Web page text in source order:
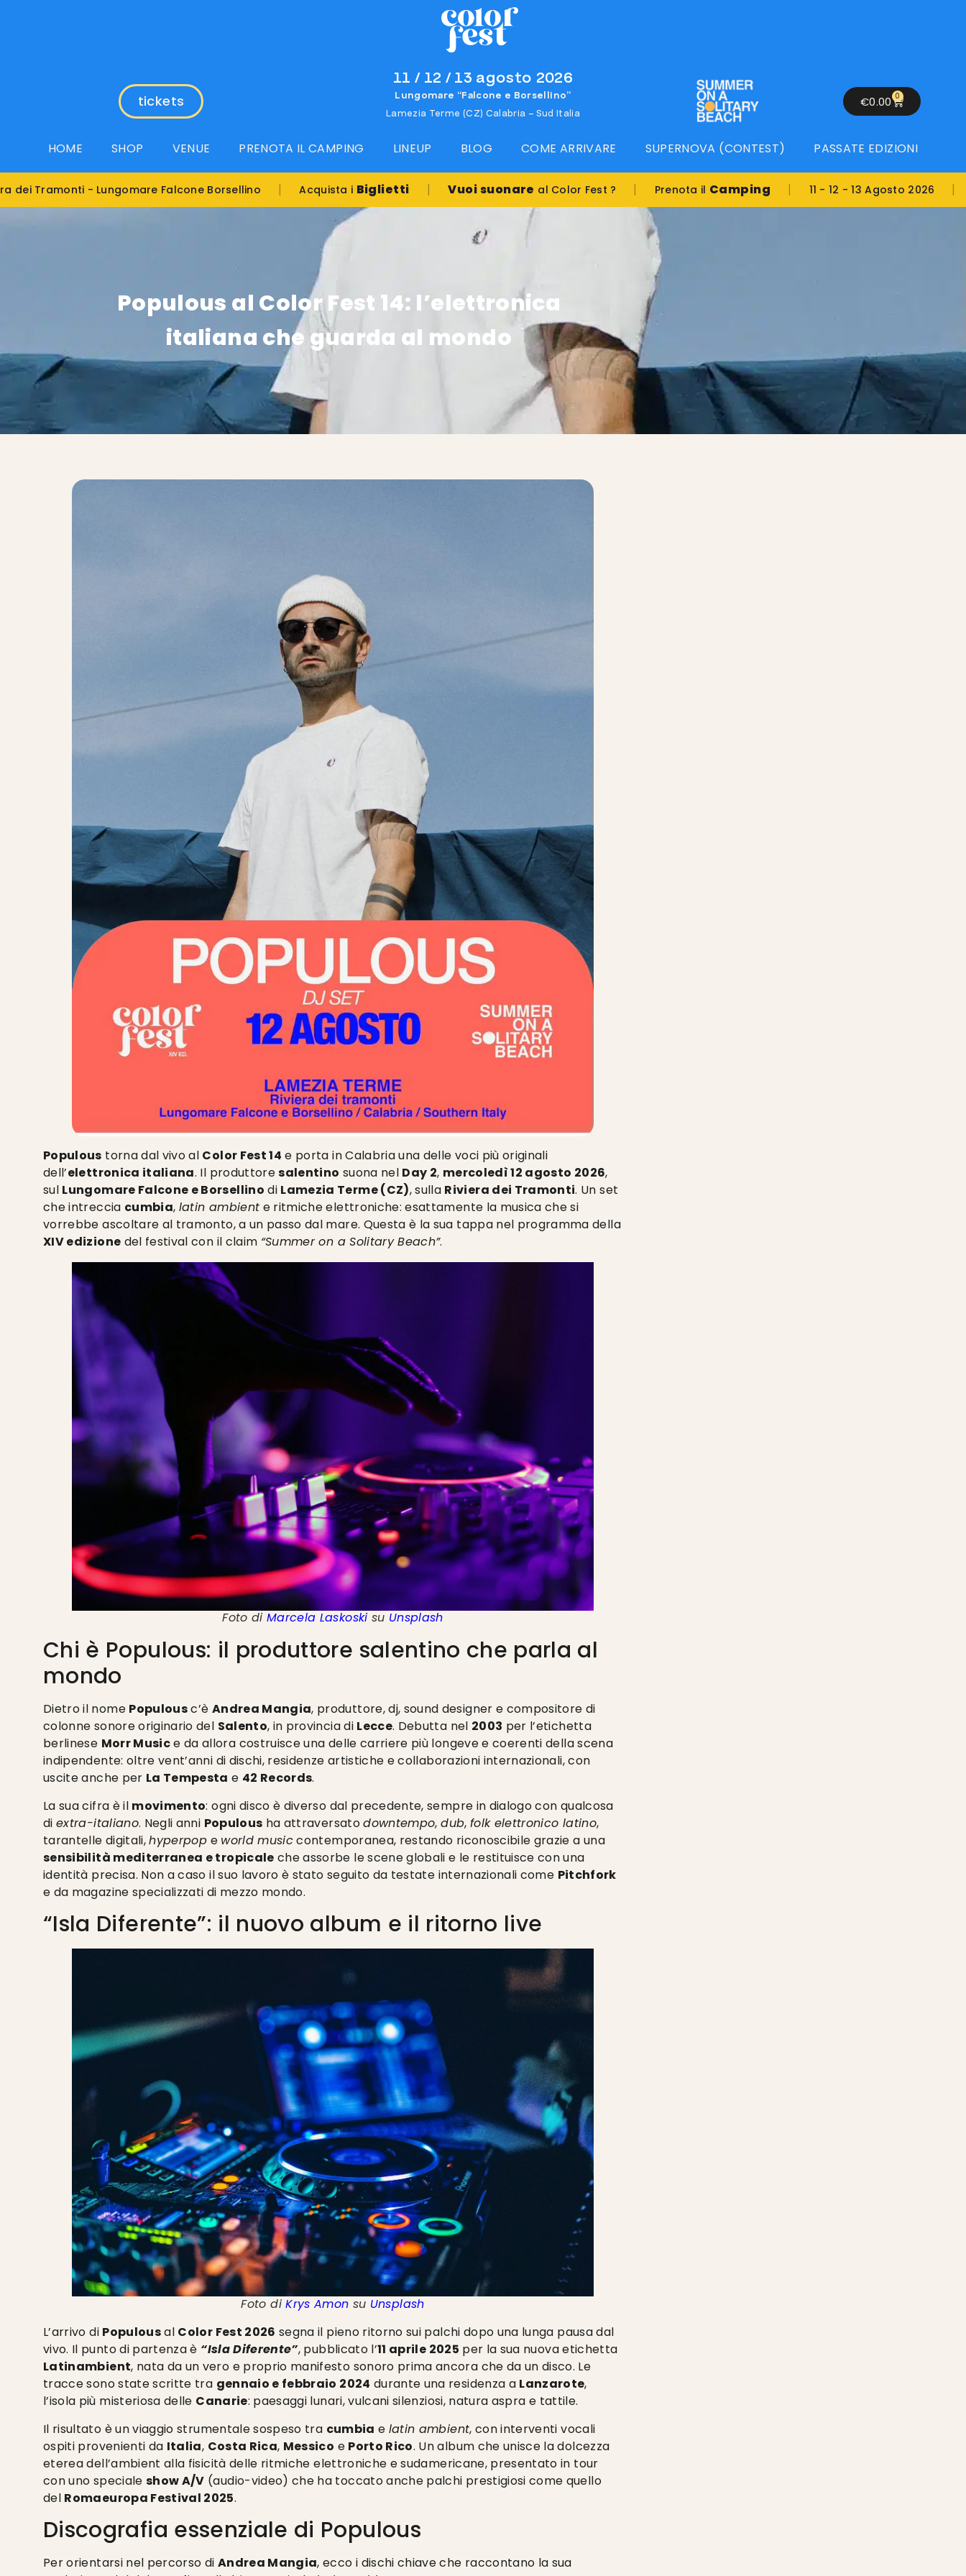
tickets
11 / 12 / 13 agosto 2026
Lungomare “Falcone e Borsellino”
Lamezia Terme (CZ) Calabria – Sud Italia
€0.00 0
HOME SHOP VENUE PRENOTA IL CAMPING LINEUP BLOG COME ARRIVARE SUPERNOVA (CONTEST) PASSATE EDIZIONI
- Lungomare Falcone Borsellino | Acquista i Biglietti | Vuoi suonareal Color Fest ? | Prenota il Camping | 11 - 12 - 13 Agosto 2026 | Location
Populous al Color Fest 14: l’elettronica
italiana che guarda al mondo
Populous torna dal vivo al Color Fest 14 e porta in Calabria una delle voci più originali
dell’elettronica italiana. Il produttoresalentino suona nel Day 2, mercoledì 12 agosto 2026,
sul Lungomare Falcone e Borsellino di Lamezia Terme (CZ), sulla Riviera dei Tramonti. Un set
che intreccia cumbia, latin ambient e ritmiche elettroniche: esattamente la musica che si
vorrebbe ascoltare al tramonto, a un passo dal mare. Questa è la sua tappa nel programma della
XIV edizione del festival con il claim “Summer on a Solitary Beach”.
Foto di Marcela Laskoski su Unsplash
Chi è Populous: il produttore salentino che parla al
mondo
Dietro il nome Populousc’è Andrea Mangia, produttore, dj, sound designer e compositore di
colonne sonore originario del Salento, in provincia di Lecce. Debutta nel 2003 per l’etichetta
berlinese Morr Musice da allora costruisce una delle carriere più longeve e coerenti della scena
indipendente: oltre vent’anni di dischi, residenze artistiche e collaborazioni internazionali, con
uscite anche per La Tempesta e 42 Records.
La sua cifra è il movimento: ogni disco è diverso dal precedente, sempre in dialogo con qualcosa
diextra-italiano. Negli anni Populous ha attraversatodowntempo,dub, folk elettronico latino,
tarantelle digitali,hyperpop e world musiccontemporanea, restando riconoscibile grazie a una
sensibilità mediterranea e tropicale che assorbe le scene globali e le restituisce con una
identità precisa. Non a caso il suo lavoro è stato seguito da testate internazionali come Pitchfork
e da magazine specializzati di mezzo mondo.
“Isla Diferente”: il nuovo album e il ritorno live
Foto diKrys Amon su Unsplash
L’arrivo di Populousal Color Fest 2026 segna il pieno ritorno sui palchi dopo una lunga pausa dal
vivo. Il punto di partenza è “Isla Diferente”, pubblicato l’11 aprile 2025 per la sua nuova etichetta
Latinambient, nata da un vero e proprio manifesto sonoro prima ancora che da un disco. Le
tracce sono state scritte tra gennaio e febbraio 2024 durante una residenza a Lanzarote,
l’isola più misteriosa delle Canarie: paesaggi lunari, vulcani silenziosi, natura aspra e tattile.
Il risultato è un viaggio strumentale sospeso tra cumbia e latin ambient, con interventi vocali
ospiti provenienti da Italia, Costa Rica, Messico e Porto Rico. Un album che unisce la dolcezza
eterea dell’ambient alla fisicità delle ritmiche elettroniche e sudamericane, presentato in tour
con uno speciale show A/V (audio-video) che ha toccato anche palchi prestigiosi come quello
del Romaeuropa Festival 2025.
Discografia essenziale di Populous
Per orientarsi nel percorso di Andrea Mangia, ecco i dischi chiave che raccontano la sua